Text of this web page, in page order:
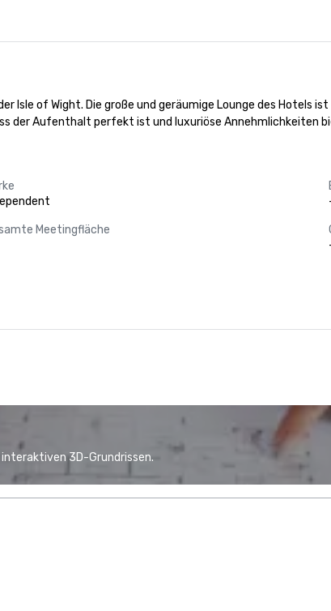
Isle of Wight. Die große und geräumige Lounge des Hotels
der Aufenthalt perfekt ist und luxuriöse Annehmlichkeiten
Meetingfläche
3D-Grundrissen.